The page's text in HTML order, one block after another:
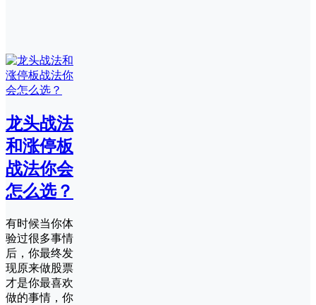
龙头战法
和涨停板
战法你会
怎么选？
有时候当你体
验过很多事情
后，你最终发
现原来做股票
才是你最喜欢
做的事情，你